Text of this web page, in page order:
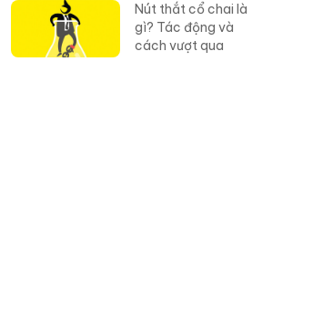
Nút thắt cổ chai là
gì? Tác động và
cách vượt qua